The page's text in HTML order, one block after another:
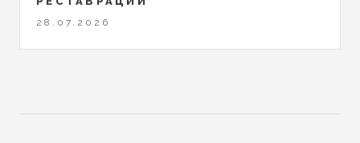
28.07.2026